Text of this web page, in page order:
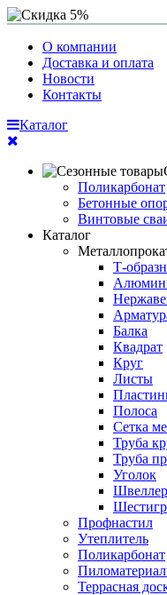
О компании
Доставка и оплата
Новости
Контакты
Каталог
Поликарбонат
Бетонные
Винтовые
Каталог
Т-
Балка
Квадрат
Круг
Листы
Полоса
Сетка
Труба
Труба
Уголок
Швеллер
Профнастил
Утеплитель
Поликарбонат
Террасная